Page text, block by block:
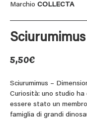
Marchio COLLECTA
Sciurumimus
5,50€
Sciurumimus –
Curiosità: uno studio
essere stato un
famiglia di grandi